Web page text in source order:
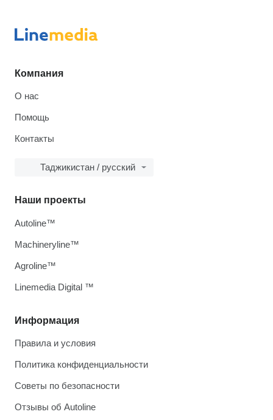
Компания
О нас
Помощь
Контакты
Таджикистан / русский
Информация
Правила и условия
Политика конфиденциальности
Советы по безопасности
Отзывы об Autoline
Наши проекты
Autoline™
Machineryline™
Agroline™
Linemedia Digital ™